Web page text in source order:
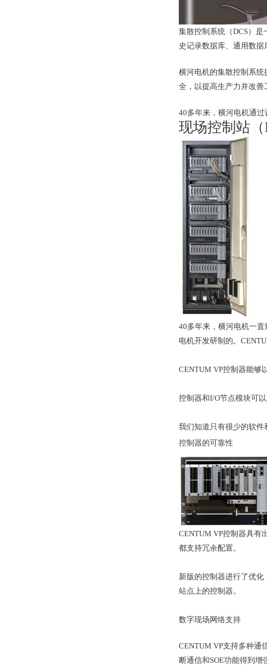
集散控制系统（DCS）
史记录数据库、通用数
横河电机的集散控制系
全，以提高生产力并改善
40多年来，横河电机通
现场控制站（
40多年来，横河电机一
电机开发研制的。
CENTUM VP控制器能够
控制器和I/O节点模块可
我们知道只有很少的软件
控制器的可靠性
CENTUM VP控制器具有
都支持冗余配置。
新版的控制器进行了优
站点上的控制器。
数字现场网络支持
CENTUM VP支持多种通
断通信和SOE功能得到